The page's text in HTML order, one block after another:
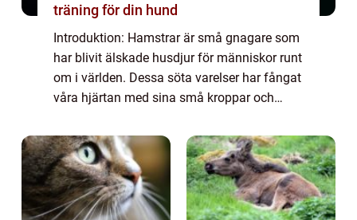
träning för din hund
Introduktion: Hamstrar är små gnagare som
har blivit älskade husdjur för människor runt
om i världen. Dessa söta varelser har fångat
våra hjärtan med sina små kroppar och
att gräva djupare in i världen av g...